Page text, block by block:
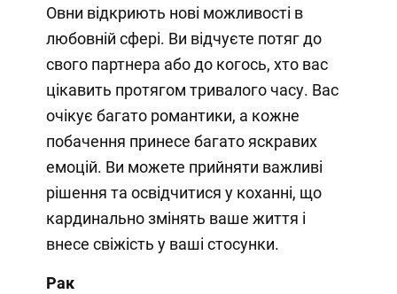
Овни відкриють нові можливості в
любовній сфері. Ви відчуєте потяг до
свого партнера або до когось, хто вас
цікавить протягом тривалого часу. Вас
очікує багато романтики, а кожне
побачення принесе багато яскравих
емоцій. Ви можете прийняти важливі
рішення та освідчитися у коханні, що
кардинально змінять ваше життя і
внесе свіжість у ваші стосунки.
Рак